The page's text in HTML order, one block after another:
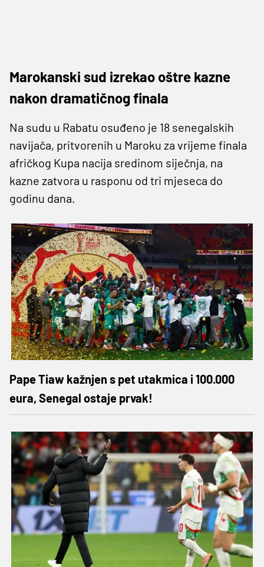
Marokanski sud izrekao oštre kazne
nakon dramatičnog finala
Na sudu u Rabatu osuđeno je 18 senegalskih
navijača, pritvorenih u Maroku za vrijeme finala
afričkog Kupa nacija sredinom siječnja, na
kazne zatvora u rasponu od tri mjeseca do
godinu dana.
Pape Tiaw kažnjen s pet utakmica i 100.000
eura, Senegal ostaje prvak!